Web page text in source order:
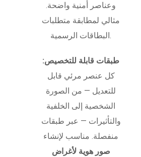
وعناصر أمنية واضحة.
مثالي لمطابقة متطلبات
البطاقات الرسمية.
طبقات قابلة للتخصيص:
كل عنصر مرئي قابل
للتعديل — من الصورة
الشخصية إلى الخلفية
والتأثيرات — عبر طبقات
منفصلة. مناسب لإنشاء
صور هوية لأغراض